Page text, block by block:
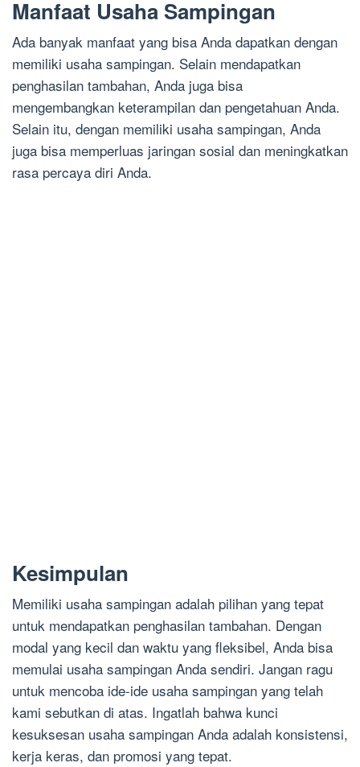
Manfaat Usaha Sampingan
Ada banyak manfaat yang bisa Anda dapatkan dengan
memiliki usaha sampingan. Selain mendapatkan
penghasilan tambahan, Anda juga bisa
mengembangkan keterampilan dan pengetahuan Anda.
Selain itu, dengan memiliki usaha sampingan, Anda
juga bisa memperluas jaringan sosial dan meningkatkan
rasa percaya diri Anda.
Kesimpulan
Memiliki usaha sampingan adalah pilihan yang tepat
untuk mendapatkan penghasilan tambahan. Dengan
modal yang kecil dan waktu yang fleksibel, Anda bisa
memulai usaha sampingan Anda sendiri. Jangan ragu
untuk mencoba ide-ide usaha sampingan yang telah
kami sebutkan di atas. Ingatlah bahwa kunci
kesuksesan usaha sampingan Anda adalah konsistensi,
kerja keras, dan promosi yang tepat.